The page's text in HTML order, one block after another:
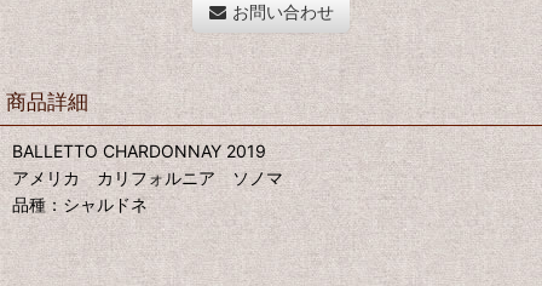
お問い合わせ
商品詳細
BALLETTO CHARDONNAY 2019
アメリカ カリフォルニア ソノマ
品種：シャルドネ